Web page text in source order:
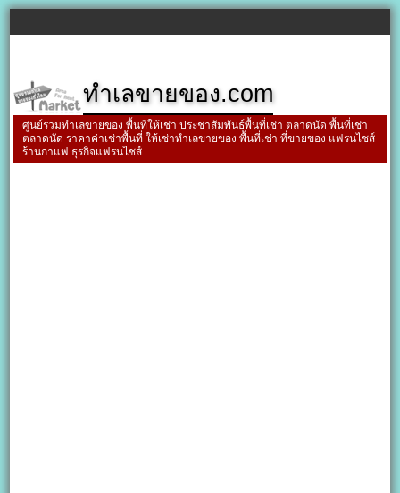
ทำเลขายของ.com
ศูนย์รวมทำเลขายของ พื้นที่ให้เช่า ประชาสัมพันธ์พื้นที่เช่า ตลาดนัด พื้นที่เช่า
ตลาดนัด ราคาค่าเช่าพื้นที่ ให้เช่าทำเลขายของ พื้นที่เช่า ที่ขายของ แฟรนไชส์
ร้านกาแฟ ธุรกิจแฟรนไชส์